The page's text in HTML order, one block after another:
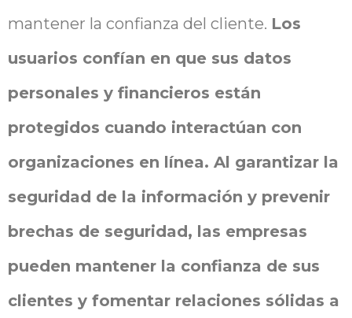
mantener la confianza del cliente. Los
usuarios confían en que sus datos
personales y financieros están
protegidos cuando interactúan con
organizaciones en línea. Al garantizar la
seguridad de la información y prevenir
brechas de seguridad, las empresas
pueden mantener la confianza de sus
clientes y fomentar relaciones sólidas a